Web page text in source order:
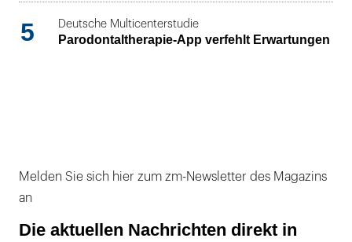
5 Deutsche Multicenterstudie
Parodontaltherapie-App verfehlt Erwartungen
Melden Sie sich hier zum zm-Newsletter des Magazins
an
Die aktuellen Nachrichten direkt in